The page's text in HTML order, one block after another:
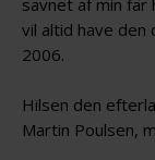
savnet af min
vil altid have den
2006.
Hilsen den
Martin Poulsen,